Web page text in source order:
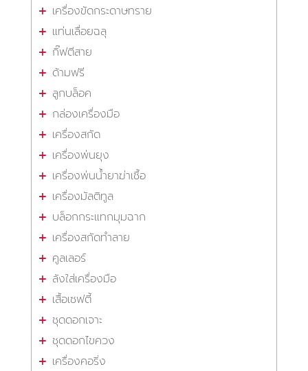
เครื่องขัดกระดาษทราย
แท่นเลื่อยฉลุ
กิ๊ฟตีสาย
ด้ามฟรี
ลูกบล็อค
กล่องเครื่องมือ
เครื่องสกัด
เครื่องพ่นยุง
เครื่องพ่นน้ำยาฆ่าเชื้อ
เครื่องมัลติทูล
บล็อกกระแทกมุมฉาก
เครื่องสกัดทำลาย
คูลเลอร์
ลังใส่เครื่องมือ
เสื้อเซฟตี้
ชุดดอกเจาะ
ชุดดอกไขควง
เครื่องคอริ่ง